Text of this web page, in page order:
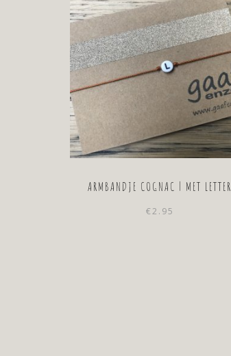
ARMBANDJE COGNAC | MET LETTER
€2.95